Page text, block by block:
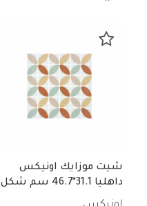
شيت موزايك اونيكس
داهليا 31.1*46.7 سم شكل
هندسى برتقالى مط